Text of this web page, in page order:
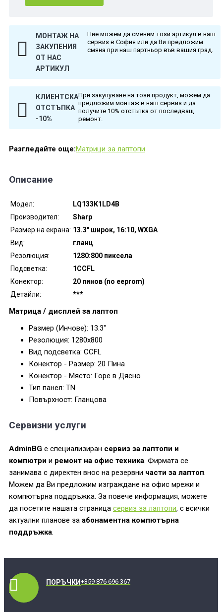
МОНТАЖ НА
ЗАКУПЕНИЯ
ОТ НАС
АРТИКУЛ
Ние можем да сменим този артикул в наш
сервиз в София или да Ви предложим
смяна при наш партньор във вашия град.
КЛИЕНТСКА
ОТСТЪПКА
-10%
При закупуване на този продукт, можем да
предложим монтаж в наш сервиз и да
получите 10% отстъпка от последващ
ремонт.
Разгледайте още:Матрици за лаптопи
Описание
Модел:
LQ133K1LD4B
Производител:
Sharp
Размер на екрана: 13.3" широк, 16:10, WXGA
Вид:
гланц
Резолюция:
1280:800 пиксела
Подсветка:
1CCFL
Конектор:
20 пинов (no eeprom)
Детайли:
***
Матрица / дисплей за лаптоп
Размер (Инчове): 13.3"
Резолюция: 1280x800
Вид подсветка: CCFL
Конектор - Размер: 20 Пина
Конектор - Място: Горе в Дясно
Тип панел: TN
Повърхност: Гланцова
Сервизни услуги
AdminBG е специализиран сервиз за лаптопи и
компютри и ремонт на офис техника. Фирмата се
занимава с директен внос на резервни части за лаптоп.
Можем да Ви предложим изграждане на офис мрежи и
компютърна поддръжка. За повече информация, можете
да посетите нашата страница сервиз за лаптопи, с всички
актуални планове за абонаментна компютърна
поддръжка.
ПОРЪЧКИ +359 876 696 367